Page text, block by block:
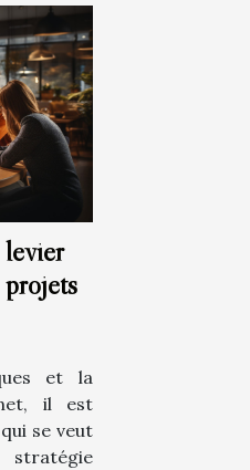
levier
projets
et la
il est
se veut